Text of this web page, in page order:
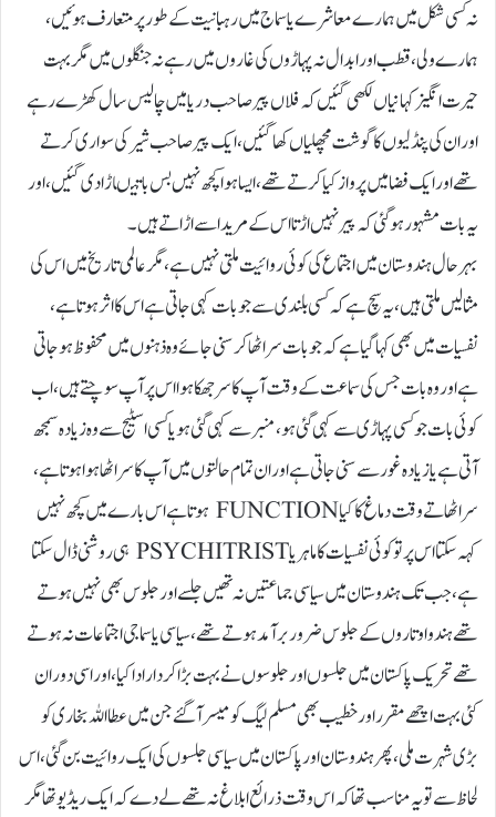
نہ کسی شکل میں ہمارے معاشرے یا سماج میں رہبانیت کے طور پر متعارف ہو ئیں ،
ہمارے ولی، قطب اور ابدال نہ پہاڑوں کی غاروں میں رہے نہ جنگلوں میں مگر بہت
حیرت انگیز کہانیاں لکھی گئیں کہ فلاں پیر صاحب دریا میں چالیس سال کھڑے رہے
اور ان کی پنڈلیوں کا گوشت مچھلیاں کھا گئیں، ایک پیر صاحب شیر کی سواری کرتے
تھے اور ایک فضا میں پرواز کیا کرتے تھے ، ایسا ہوا کچھ نہیں بس باتیںاڑا دی گئیں، اور
یہ بات مشہور ہو گئی کہ پیر نہیں اڑتا اس کے مرید اسے اڑاتے ہیں۔
بہر حال ہندوستان میں اجتماع کی کوئی روائیت ملتی نہیں ہے، مگر عالمی تاریخ میں اس کی
مثالیں ملتی ہیں، یہ سچ ہے کہ کسی بلندی سے جو بات کہی جاتی ہے اس کا اثر ہوتا ہے،
نفسیات میں بھی کہا گیا ہے کہ جو بات سر اٹھا کر سنی جائے وہ ذہنوں میں محفوظ ہو جاتی
ہے اور وہ بات جس کی سماعت کے وقت آپ کا سر جھکا ہوا اس پر آپ سوچتے ہیں،اب
کوئی بات جو کسی پہاڑی سے کہی گئی ہو، منبر سے کہی گئی ہو یا کسی اسٹیج سے وہ زیادہ سمجھ
آتی ہے یا زیادہ غور سے سنی جاتی ہے اور ان تمام حالتوں میں آپ کا سر اٹھا ہوا ہوتا ہے،
سر اٹھاتے وقت دماغ کا کیا FUNCTION ہوتا ہے اس بارے میں کچھ نہیں
کہہ سکتا اس پر تو کوئی نفسیات کا ماہر یا PSYCHITRIST ہی روشنی ڈال سکتا
ہے، جب تک ہندوستان میں سیاسی جماعتیں نہ تھیں جلسے اور جلوس بھی نہیں ہوتے
تھے ہندو اوتاروں کے جلوس ضرور برآمد ہوتے تھے ، سیاسی یا سماجی اجتماعات نہ ہوتے
تھے تحریک پاکستان میں جلسوں اور جلوسوں نے بہت بڑا کردار ادا کیا، اور اسی دوران
کئی بہت اچھے مقرر اور خطیب بھی مسلم لیگ کو میسر آگئے جن میں عطا اللہ بخاری کو
بڑی شہرت ملی، پھر ہندوستان اور پاکستان میں سیاسی جلسوں کی ایک روائیت بن گئی ، اس
لحاظ سے تو یہ مناسب تھا کہ اس وقت ذرائع ابلاغ نہ تھے لے دے کہ ایک ریڈیو تھا مگر